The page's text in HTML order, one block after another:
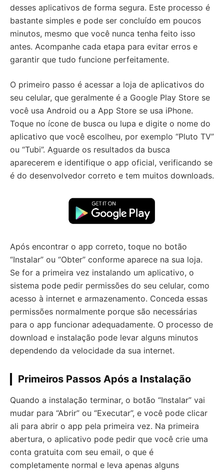
desses aplicativos de forma segura. Este processo é
bastante simples e pode ser concluído em poucos
minutos, mesmo que você nunca tenha feito isso
antes. Acompanhe cada etapa para evitar erros e
garantir que tudo funcione perfeitamente.
O primeiro passo é acessar a loja de aplicativos do
seu celular, que geralmente é a Google Play Store se
você usa Android ou a App Store se usa iPhone.
Toque no ícone de busca ou lupa e digite o nome do
aplicativo que você escolheu, por exemplo “Pluto TV”
ou “Tubi”. Aguarde os resultados da busca
aparecerem e identifique o app oficial, verificando se
é do desenvolvedor correto e tem muitos downloads.
Após encontrar o app correto, toque no botão
“Instalar” ou “Obter” conforme aparece na sua loja.
Se for a primeira vez instalando um aplicativo, o
sistema pode pedir permissões do seu celular, como
acesso à internet e armazenamento. Conceda essas
permissões normalmente porque são necessárias
para o app funcionar adequadamente. O processo de
download e instalação pode levar alguns minutos
dependendo da velocidade da sua internet.
Primeiros Passos Após a Instalação
Quando a instalação terminar, o botão “Instalar” vai
mudar para “Abrir” ou “Executar”, e você pode clicar
ali para abrir o app pela primeira vez. Na primeira
abertura, o aplicativo pode pedir que você crie uma
conta gratuita com seu email, o que é
completamente normal e leva apenas alguns